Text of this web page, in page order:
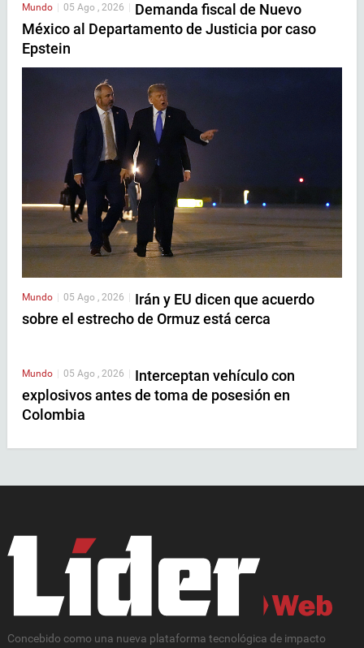
Mundo 05 Ago , 2026
Demanda fiscal de Nuevo
México al Departamento de Justicia por caso
Epstein
Mundo | 05 Ago , 2026 | Irán y EU dicen que acuerdo
sobre el estrecho de Ormuz está cerca
Mundo 05 Ago , 2026
Interceptan vehículo con
explosivos antes de toma de posesión en
Colombia
Concebido como una nueva plataforma tecnológica de impacto